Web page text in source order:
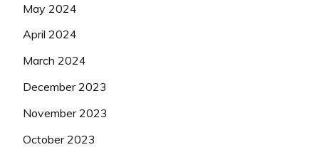
May 2024
April 2024
March 2024
December 2023
November 2023
October 2023